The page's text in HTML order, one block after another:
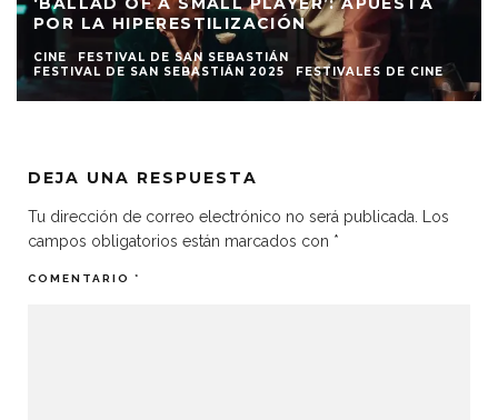
POR LA HIPERESTILIZACIÓN
CINE
FESTIVAL DE SAN SEBASTIÁN
FESTIVAL DE SAN SEBASTIÁN 2025
FESTIVALES DE CINE
DEJA UNA RESPUESTA
Tu dirección de correo electrónico no será publicada. Los
campos obligatorios están marcados con *
COMENTARIO *